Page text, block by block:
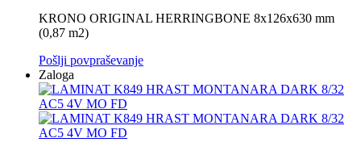
KRONO ORIGINAL HERRINGBONE 8x126x630 mm
(0,87 m2)
Pošlji povpraševanje
Zaloga